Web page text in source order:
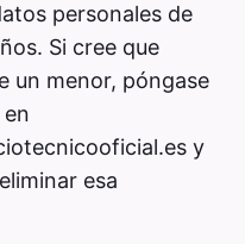
personales de
Si cree que
un menor, póngase
y
esa